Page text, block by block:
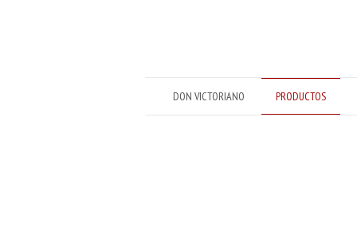
DON VICTORIANO PRODUCTOS